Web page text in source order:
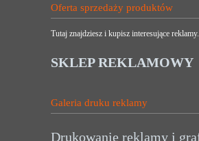
Oferta sprzedaży produktów
Tutaj znajdziesz i kupisz interesujące reklamy.
SKLEP REKLAMOWY
Galeria druku reklamy
Drukowanie reklamy i